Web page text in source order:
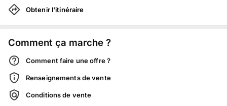
Obtenir l'itinéraire
Comment ça marche ?
Comment faire une offre ?
Renseignements de vente
Conditions de vente